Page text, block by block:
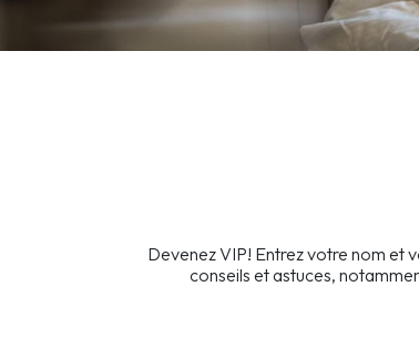
Devenez VIP! Entrez votre nom et
conseils et astuces,